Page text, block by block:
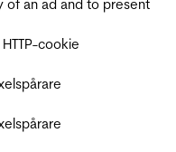
of an ad and to present
HTTP-cookie